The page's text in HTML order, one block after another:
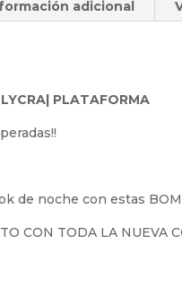
adicional
PLATAFORMA
de noche con estas
CON TODA LA NUEVA